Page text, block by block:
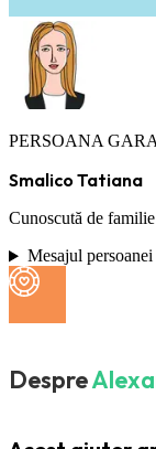
PERSOANA
Smalico Tatiana
Cunoscută de familie
Mesajul persoanei
Despre